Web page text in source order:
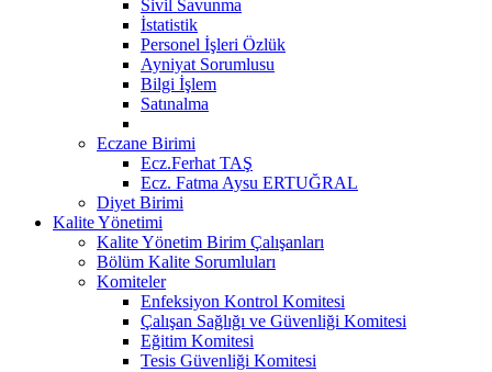
Sivil Savunma
İstatistik
Personel İşleri Özlük
Ayniyat Sorumlusu
Bilgi İşlem
Satınalma
Eczane Birimi
Ecz.Ferhat TAŞ
Ecz. Fatma Aysu ERTUĞRAL
Diyet Birimi
Kalite Yönetimi
Kalite Yönetim Birim Çalışanları
Bölüm Kalite Sorumluları
Komiteler
Enfeksiyon Kontrol Komitesi
Çalışan Sağlığı ve Güvenliği Komitesi
Eğitim Komitesi
Tesis Güvenliği Komitesi